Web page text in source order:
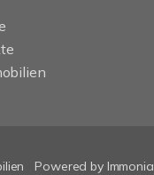
Powered by